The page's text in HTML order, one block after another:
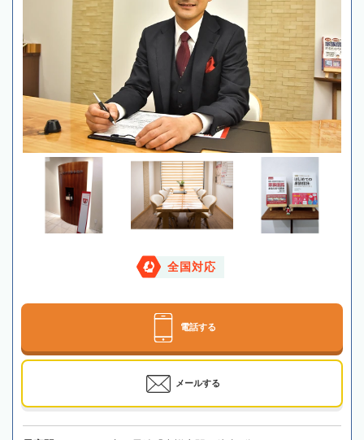
全国対応
電話する
メールする